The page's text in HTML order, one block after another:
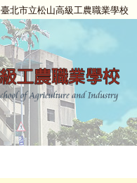
臺北市立松山高級工農職業學校